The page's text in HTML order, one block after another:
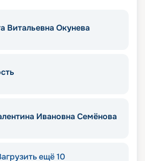
Витальевна Окунева
Ивановна Семёнова
ещё 10